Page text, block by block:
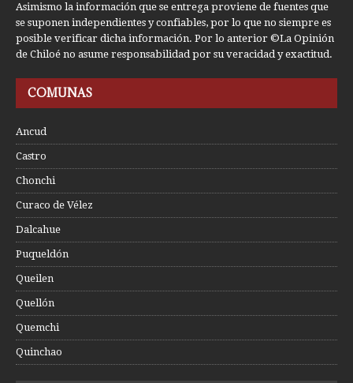
Asimismo la información que se entrega proviene de fuentes que
se suponen independientes y confiables, por lo que no siempre es
posible verificar dicha información. Por lo anterior ©La Opinión
de Chiloé no asume responsabilidad por su veracidad y exactitud.
COMUNAS
Ancud
Castro
Chonchi
Curaco de Vélez
Dalcahue
Puqueldón
Queilen
Quellón
Quemchi
Quinchao